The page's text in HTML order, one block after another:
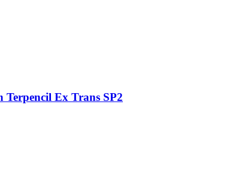
Ex Trans SP2